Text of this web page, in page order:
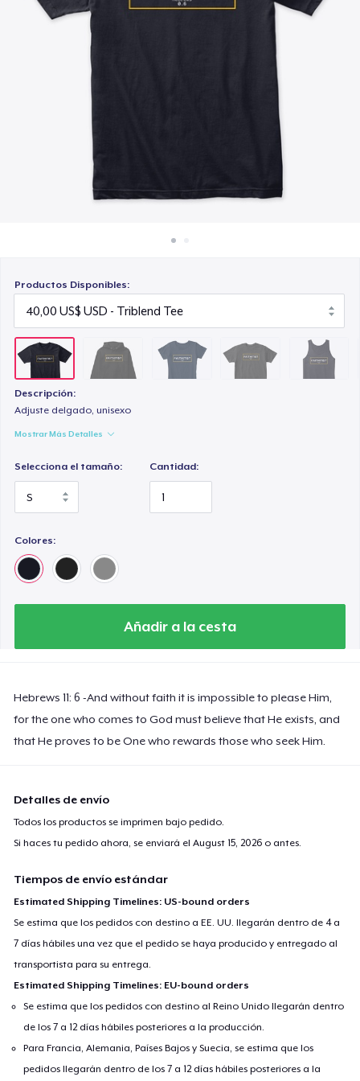
Productos Disponibles:
Descripción:
Adjuste delgado, unisexo
Mostrar Más Detalles
Selecciona el tamaño: Cantidad:
Colores:
Añadir a la cesta
Hebrews 11: 6 -And without faith it is impossible to please Him,
for the one who comes to God must believe that He exists, and
that He proves to be One who rewards those who seek Him.
Detalles de envío
Todos los productos se imprimen bajo pedido.
Si haces tu pedido ahora, se enviará elAugust 15, 2026 o antes.
Tiempos de envío estándar
Estimated Shipping Timelines: US-bound orders
Se estima que los pedidos con destino a EE. UU. llegarán dentro de 4 a
7 días hábiles una vez que el pedido se haya producido y entregado al
transportista para su entrega.
Estimated Shipping Timelines: EU-bound orders
Se estima que los pedidos con destino al Reino Unido llegarán dentro
de los 7 a 12 días hábiles posteriores a la producción.
Para Francia, Alemania, Países Bajos y Suecia, se estima que los
pedidos llegarán dentro de los 7 a 12 días hábiles posteriores a la
30,00 US$
Kids Premium Tee
25,00 US$
30,00 US$
30,00 US$